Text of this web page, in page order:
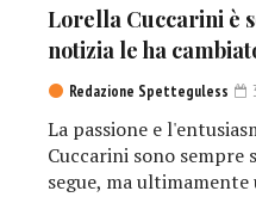
Lorella Cuccarini è
notizia le ha
Redazione Spetteguless
La passione e
Cuccarini sono sempre
segue, ma ultimamente